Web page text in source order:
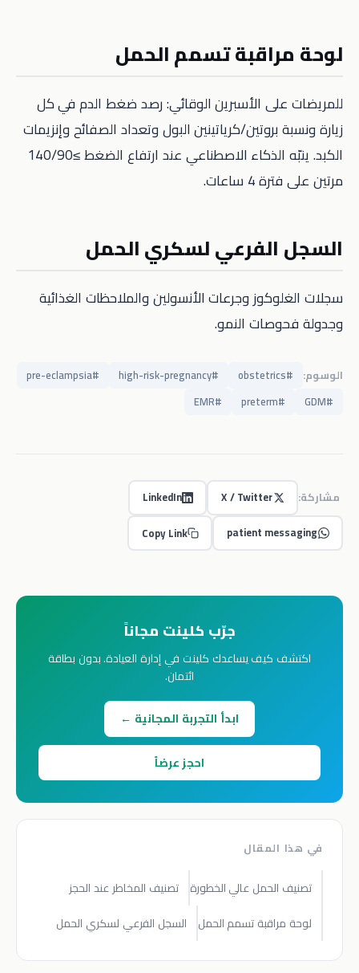
لوحة مراقبة تسمم الحمل
للمريضات على الأسبرين الوقائي: رصد ضغط الدم في كل
زيارة ونسبة بروتين/كرياتينين البول وتعداد الصفائح وإنزيمات
الكبد. ينبّه الذكاء الاصطناعي عند ارتفاع الضغط ≥140/90
مرتين على فترة 4 ساعات.
السجل الفرعي لسكري الحمل
سجلات الغلوكوز وجرعات الأنسولين والملاحظات الغذائية
وجدولة فحوصات النمو.
الوسوم: #
obstetrics
#
high-risk-pregnancy
#
pre-eclampsia
#
GDM
#
preterm
#
EMR
مشاركة: X / Twitter
LinkedIn
patient messaging
Copy Link
جرّب كلينت مجاناً
اكتشف كيف يساعدك كلينت في إدارة العيادة. بدون بطاقة
ائتمان.
ابدأ التجربة المجانية ←
احجز عرضاً
في هذا المقال
تصنيف الحمل عالي الخطورة تصنيف المخاطر عند الحجز
لوحة مراقبة تسمم الحمل
السجل الفرعي لسكري الحمل